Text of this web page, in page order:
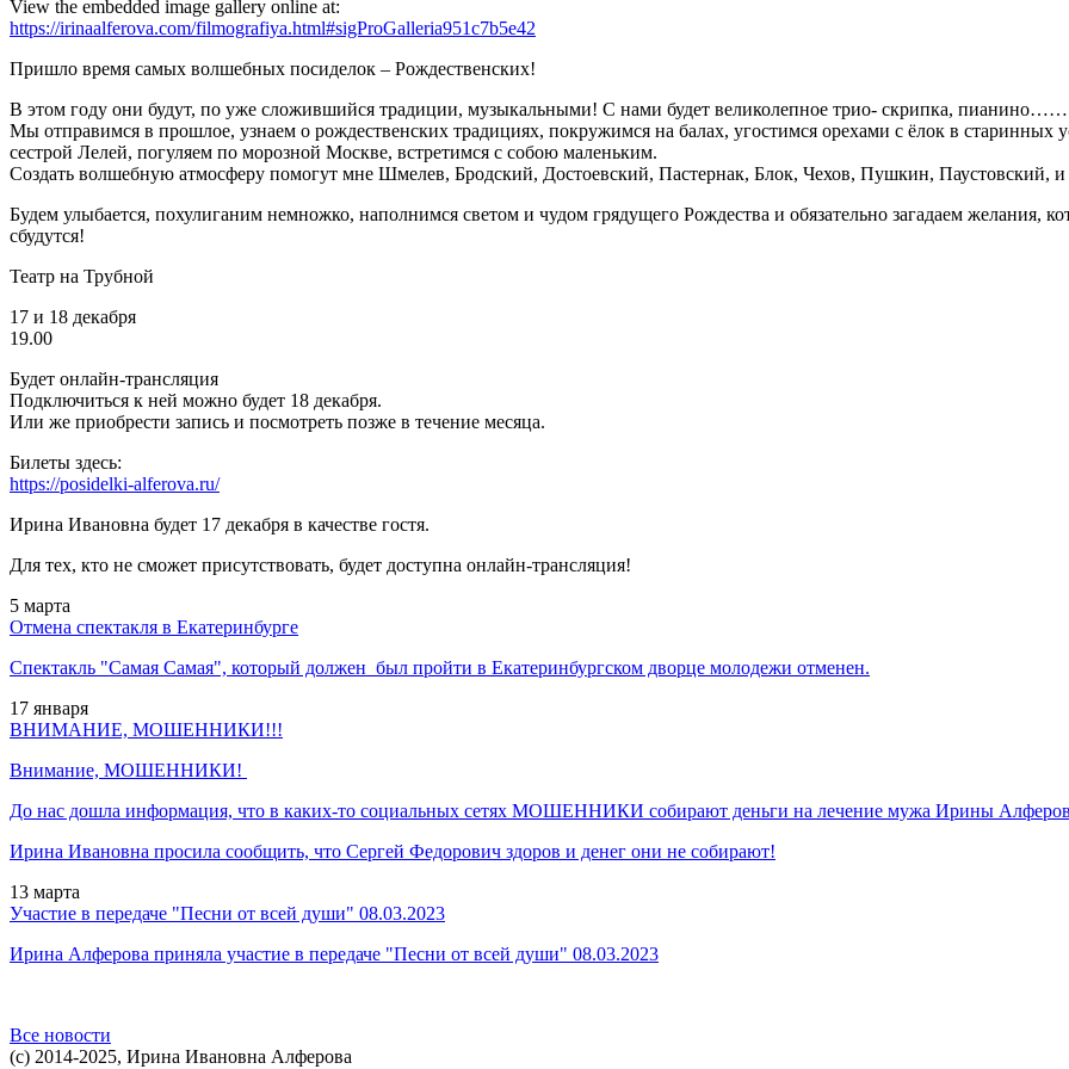
View the embedded image gallery online at:
https://irinaalferova.com/filmografiya.html#sigProGalleria951c7b5e42
Пришло время самых волшебных посиделок – Рождественских!
В этом году они будут, по уже сложившийся традиции, музыкальными! С нами будет великолепное трио- скрипка,
Мы отправимся в прошлое, узнаем о рождественских традициях, покружимся на балах, угостимся орехами с ёлок в старинных
сестрой Лелей, погуляем по морозной Москве, встретимся с собою маленьким.
Создать волшебную атмосферу помогут мне Шмелев, Бродский, Достоевский, Пастернак, Блок, Чехов, Пушкин, Паустовский,
Будем улыбается, похулиганим немножко, наполнимся светом и чудом грядущего Рождества и обязательно загадаем
сбудутся!
Театр на Трубной
17 и 18 декабря
19.00
Будет онлайн-трансляция
Подключиться к ней можно будет 18 декабря.
Или же приобрести запись и посмотреть позже в течение месяца.
Билеты здесь:
https://posidelki-alferova.ru/
Ирина Ивановна будет 17 декабря в качестве гостя.
Для тех, кто не сможет присутствовать, будет доступна онлайн-трансляция!
5 марта
Отмена спектакля в Екатеринбурге
Спектакль "Самая Самая", который должен был пройти в Екатеринбургском дворце молодежи отменен.
17 января
ВНИМАНИЕ, МОШЕННИКИ!!!
Внимание, МОШЕННИКИ!
До нас дошла информация, что в каких-то социальных сетях МОШЕННИКИ собирают деньги на лечение мужа Ирины
Ирина Ивановна просила сообщить, что Сергей Федорович здоров и денег они не собирают!
13 марта
Участие в передаче "Песни от всей души" 08.03.2023
Ирина Алферова приняла участие в передаче "Песни от всей души" 08.03.2023
Все новости
(c) 2014-2025, Ирина Ивановна Алферова